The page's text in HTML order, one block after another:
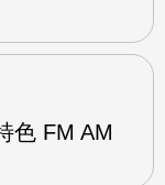
色 FM AM